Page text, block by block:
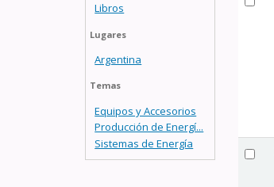
Libros
Lugares
Argentina
Temas
Equipos y Accesorios
Producción de Energí...
Sistemas de Energía